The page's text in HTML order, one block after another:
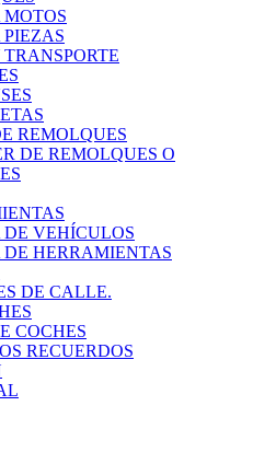
REMOLQUES
DE REMOLQUES O
DE VEHÍCULOS
DE HERRAMIENTAS
DE CALLE.
COCHES
RECUERDOS